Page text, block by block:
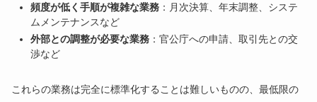
頻度が低く手順が複雑な業務 ：月次決算、年末調整、システ
ムメンテナンスなど
外部との調整が必要な業務 ：官公庁への申請、取引先との交
渉など
これらの業務は完全に標準化することは難しいものの、最低限の